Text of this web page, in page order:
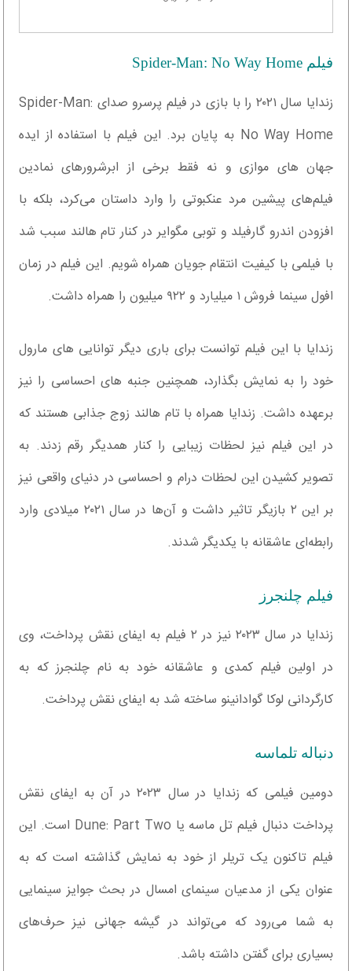
فیلم Spider-Man: No Way Home
زندایا سال ۲۰۲۱ را با بازی در فیلم پرسرو صدای Spider-Man:
No Way Home به پایان برد. این فیلم با استفاده از ایده
جهان های موازی و نه فقط برخی از ابرشرورهای نمادین
فیلم‌های پیشین مرد عنکبوتی را وارد داستان می‌کرد، بلکه با
افزودن اندرو گارفیلد و توبی مگوایر در کنار تام هالند سبب شد
با فیلمی با کیفیت انتقام جویان همراه شویم. این فیلم در زمان
افول سینما فروش ۱ میلیارد و ۹۲۲ میلیون را همراه داشت.
زندایا با این فیلم توانست برای باری دیگر توانایی های مارول
خود را به نمایش بگذارد، همچنین جنبه های احساسی را نیز
برعهده داشت. زندایا همراه با تام هالند زوج جذابی هستند که
در این فیلم نیز لحظات زیبایی را کنار همدیگر رقم زدند. به
تصویر کشیدن این لحظات درام و احساسی در دنیای واقعی نیز
بر این ۲ بازیگر تاثیر داشت و آن‌ها در سال ۲۰۲۱ میلادی وارد
رابطه‌ای عاشقانه با یکدیگر شدند.
فیلم چلنجرز
زندایا در سال ۲۰۲۳ نیز در ۲ فیلم به ایفای نقش پرداخت، وی
در اولین فیلم کمدی و عاشقانه خود به نام چلنجرز که به
کارگردانی لوکا گوادانینو ساخته شد به ایفای نقش پرداخت.
دنباله تلماسه
دومین فیلمی که زندایا در سال ۲۰۲۳ در آن به ایفای نقش
پرداخت دنبال فیلم تل ماسه یا Dune: Part Two است. این
فیلم تاکنون یک تریلر از خود به نمایش گذاشته است که به
عنوان یکی از مدعیان سینمای امسال در بحث جوایز سینمایی
به شما می‌رود که می‌تواند در گیشه جهانی نیز حرف‌های
بسیاری برای گفتن داشته باشد.